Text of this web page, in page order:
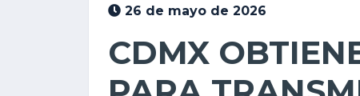
26 de mayo de 2026
CDMX